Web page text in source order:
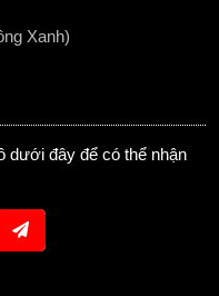
Xanh)
dưới đây để có thể nhận